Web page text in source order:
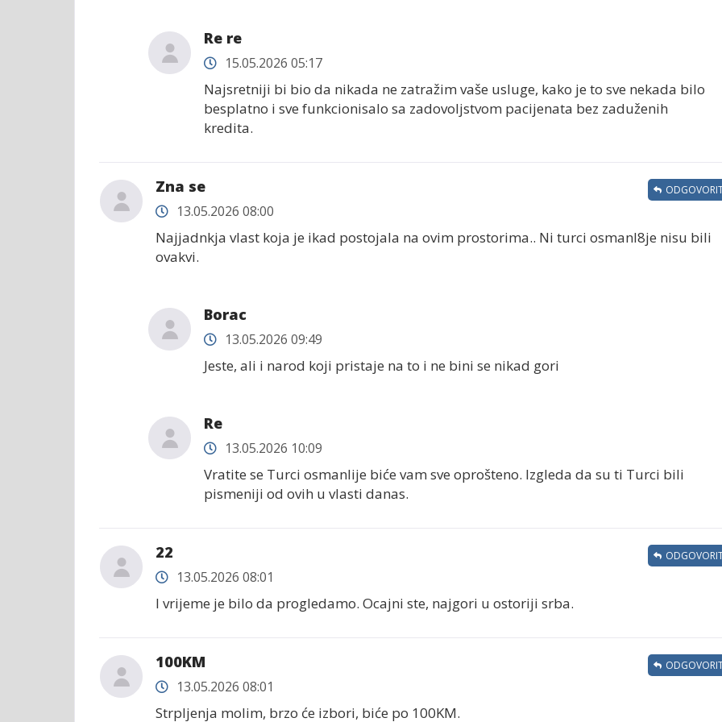
Re re
15.05.2026 05:17
Najsretniji bi bio da nikada ne zatražim vaše usluge, kako je to sve nekada bilo
besplatno i sve funkcionisalo sa zadovoljstvom pacijenata bez zaduženih
kredita.
Zna se
13.05.2026 08:00
Najjadnkja vlast koja je ikad postojala na ovim prostorima.. Ni turci osmanl8je nisu bili
ovakvi.
Borac
13.05.2026 09:49
Jeste, ali i narod koji pristaje na to i ne bini se nikad gori
Re
13.05.2026 10:09
Vratite se Turci osmanlije biće vam sve oprošteno. Izgleda da su ti Turci bili
pismeniji od ovih u vlasti danas.
22
13.05.2026 08:01
I vrijeme je bilo da progledamo. Ocajni ste, najgori u ostoriji srba.
100KM
13.05.2026 08:01
Strpljenja molim, brzo će izbori, biće po 100KM.